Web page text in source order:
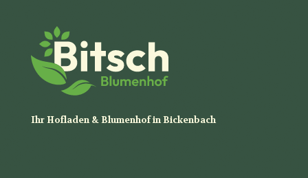
Ihr Hofladen & Blumenhof in Bickenbach